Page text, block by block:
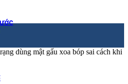
dùng mật gấu xoa bóp sai cách khi